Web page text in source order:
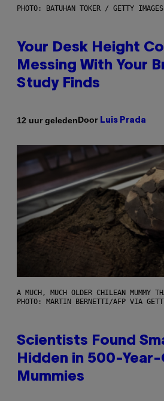
PHOTO: BATUHAN TOKER / GETTY IMAGES
Your Desk Height
Messing With Your
Study Finds
12 uur geledenDoor Luis Prada
A MUCH, MUCH OLDER CHILEAN MUMMY
PHOTO: MARTIN BERNETTI/AFP VIA
Scientists Found
Hidden in 500-Year-
Mummies